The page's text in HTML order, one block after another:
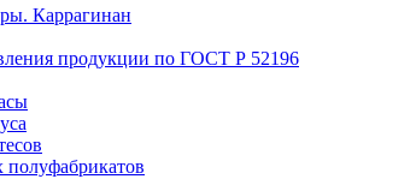
Каррагинан
продукции по ГОСТ Р 52196
полуфабрикатов